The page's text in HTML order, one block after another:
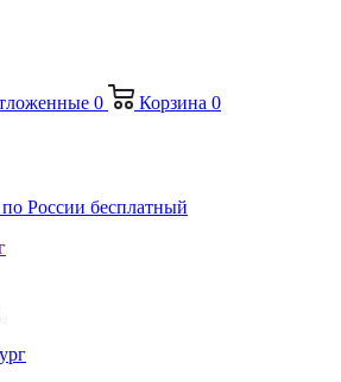
0 Корзина 0
России бесплатный